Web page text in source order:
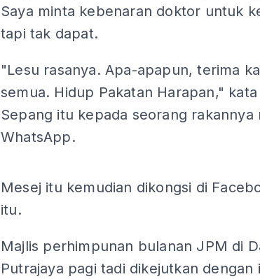
Saya minta kebenaran doktor untuk
tapi tak dapat.
"Lesu rasanya. Apa-apapun, terima
semua. Hidup Pakatan Harapan,"
Sepang itu kepada seorang rakannya
WhatsApp.
Mesej itu kemudian dikongsi di
itu.
Majlis perhimpunan bulanan JPM di
Putrajaya pagi tadi dikejutkan dengan